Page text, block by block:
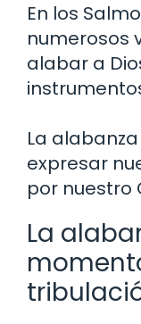
En los
numerosos
alabar a
La
expresar
por nuestro
La